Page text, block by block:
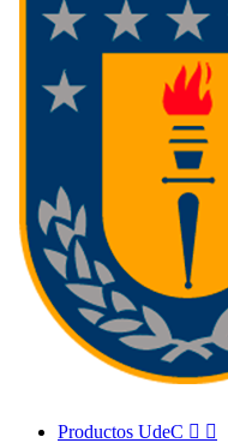
Productos UdeC  